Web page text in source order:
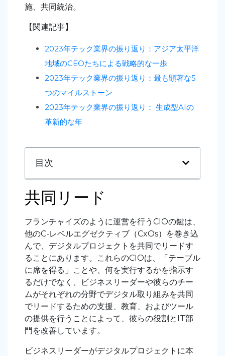
施、共同統治。
【関連記事】
2023年テック業界の振り返り： アジア太平洋
地域のCEOたちによる戦略的な一歩
2023年テック業界の振り返り： 最も顕著な5
つのマイルストーン
2023年テック業界の振り返り： 生成型AIの
革新的な年
目次
共同リード
フランチャイズのように運営を行うCIOの鍵は、
他のC-レベルエグゼクティブ（CxOs）を巻き込
んで、デジタルプロジェクトを共同でリードす
ることにあります。これらのCIOは、「テーブル
に席を得る」ことや、何を実行するかを指示す
るだけでなく、ビジネスリーダーや彼らのチー
ムがそれぞれの分野でデジタル取り組みを共同
でリードするための支援、教育、およびツール
の提供を行うことによって、彼らの役割とIT部
門を改善しています。
ビジネスリーダーがデジタルプロジェクトに本